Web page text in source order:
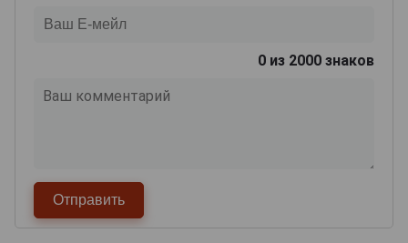
0 из 2000 знаков